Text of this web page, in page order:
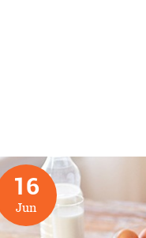
16
Jun